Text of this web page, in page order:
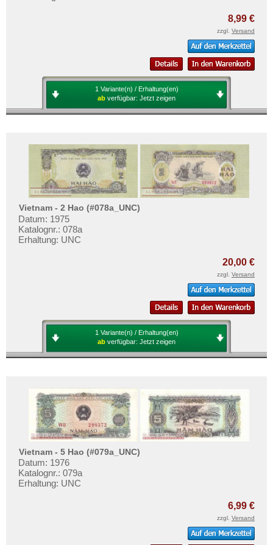
8,99 €
zzgl. Versand
1 Variante(n) / Erhaltung(en)
ab verfügbar: Jetzt zeigen
Vietnam - 2 Hao (#078a_UNC)
Datum: 1975
Katalognr.: 078a
Erhaltung: UNC
20,00 €
zzgl. Versand
1 Variante(n) / Erhaltung(en)
ab verfügbar: Jetzt zeigen
Vietnam - 5 Hao (#079a_UNC)
Datum: 1976
Katalognr.: 079a
Erhaltung: UNC
6,99 €
zzgl. Versand